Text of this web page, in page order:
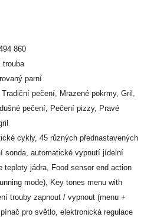
860
trouba
parní
pečení, Mrazené pokrmy, Gril,
pečení, Pečení pizzy, Pravé
cykly, 45 různých přednastavených
sonda, automatické vypnutí jídelní
teploty jádra, Food sensor end action
mode), Key tones menu with
trouby zapnout / vypnout (menu +
pro světlo, elektronická regulace